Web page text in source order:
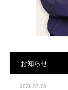
お知らせ
2026.03.28